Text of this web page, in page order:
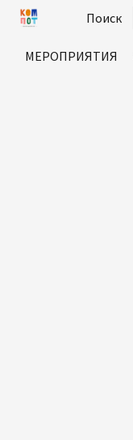
МЕРОПРИЯТИЯ